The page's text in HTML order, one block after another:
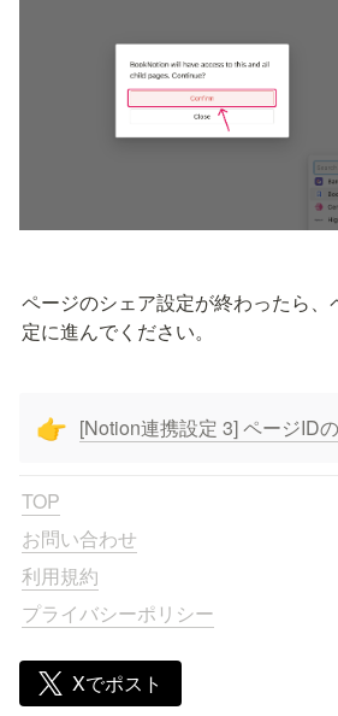
ページのシェア設定が終わったら、
定に進んでください。
👉 [Notion連携設定 3] ページID
TOP
お問い合わせ
利用規約
プライバシーポリシー
Xでポスト